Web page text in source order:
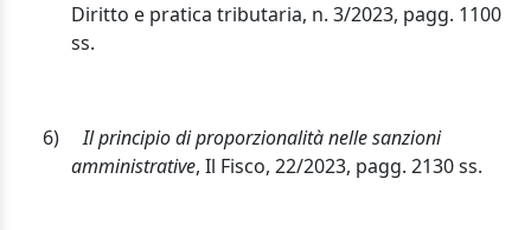
Diritto e pratica tributaria, n. 3/2023, pagg. 1100
ss.
6)
Il principio di proporzionalità nelle sanzioni
amministrative, Il Fisco, 22/2023, pagg. 2130 ss.